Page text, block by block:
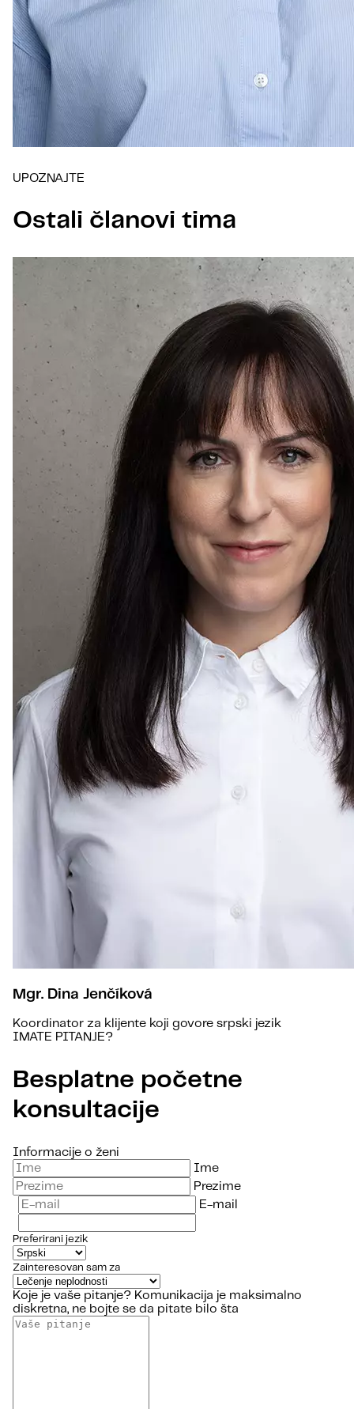
UPOZNAJTE
Ostali članovi tima
Mgr. Dina Jenčíková
Koordinator za klijente koji govore srpski jezik
IMATE PITANJE?
Besplatne početne
konsultacije
Informacije o ženi
Ime
Prezime
E-mail
Preferirani jezik
Zainteresovan sam za
Koje je vaše pitanje? Komunikacija je maksimalno
diskretna, ne bojte se da pitate bilo šta